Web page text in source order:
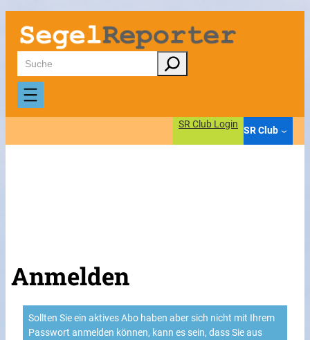
Suchen
SR Club Login
SR Club
Anmelden
Sollten Sie ein aktives Abo haben aber sich nicht mit Ihrem
Passwort anmelden können, kann es sein, dass Sie aus